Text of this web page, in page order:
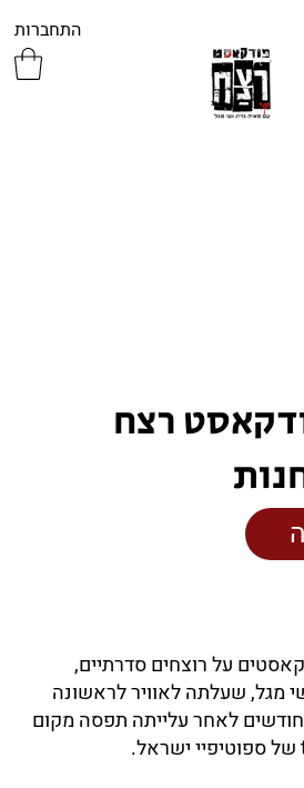
התחברות
רצח
על רוצחים סדרתיים,
מגל, שעלתה לאוויר לראשונה
חודשים לאחר עלייתה תפסה מקום